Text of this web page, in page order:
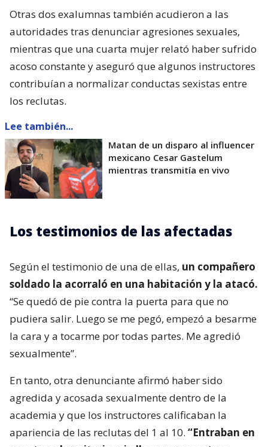
Otras dos exalumnas también acudieron a las
autoridades tras denunciar agresiones sexuales,
mientras que una cuarta mujer relató haber sufrido
acoso constante y aseguró que algunos instructores
contribuían a normalizar conductas sexistas entre
los reclutas.
Lee también...
Matan de un disparo al influencer
mexicano Cesar Gastelum
mientras transmitía en vivo
Los testimonios de las afectadas
Según el testimonio de una de ellas, un compañero
soldado la acorraló en una habitación y la atacó.
“Se quedó de pie contra la puerta para que no
pudiera salir. Luego se me pegó, empezó a besarme
la cara y a tocarme por todas partes. Me agredió
sexualmente”.
En tanto, otra denunciante afirmó haber sido
agredida y acosada sexualmente dentro de la
academia y que los instructores calificaban la
apariencia de las reclutas del 1 al 10. “Entraban en